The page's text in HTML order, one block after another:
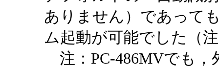
ありません）であって
ム起動が可能でした（
注：PC-486MVでも，